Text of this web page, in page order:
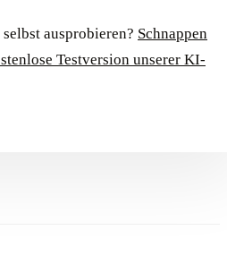
ausprobieren? Schnappen
Testversion unserer KI-